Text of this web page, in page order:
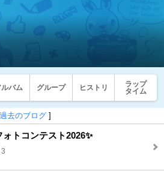
ルバム グループ ヒストリ
ラップ
タイム
過去のブログ ]
トコンテスト2026✨
3